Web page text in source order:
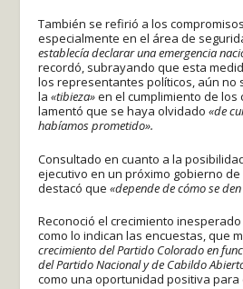
También se refirió a los
especialmente en el área de
establecía declarar una emergencia
recordó, subrayando que esta
los representantes políticos, aún no
la«tibieza»en el cumplimiento de los
lamentó que se haya olvidado«de
habíamos prometido».
Consultado en cuanto a la
ejecutivo en un próximo gobierno de
destacó que«depende de cómo se
Reconoció el crecimiento
como lo indican las encuestas, que
crecimiento del Partido Colorado en
del Partido Nacional y de Cabildo
como una oportunidad positiva para